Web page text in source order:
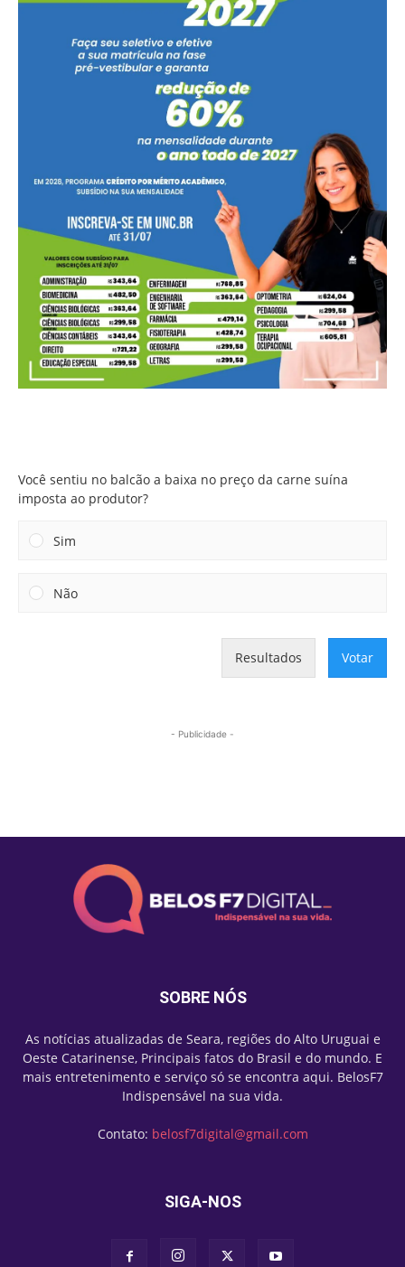
Você sentiu no balcão a baixa no preço da carne suína
imposta ao produtor?
Sim
Não
Resultados Votar
- Publicidade -
SOBRE NÓS
As notícias atualizadas de Seara, regiões do Alto Uruguai e
Oeste Catarinense, Principais fatos do Brasil e do mundo. E
mais entretenimento e serviço só se encontra aqui. BelosF7
Indispensável na sua vida.
Contato: belosf7digital@gmail.com
SIGA-NOS